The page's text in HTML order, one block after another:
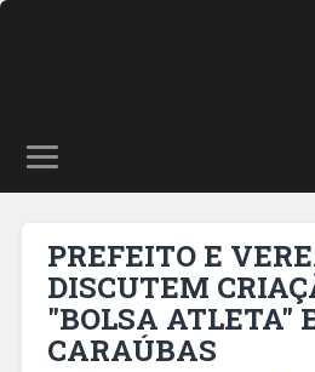
PREFEITO E
DISCUTEM
"BOLSA ATLETA"
CARAÚBAS